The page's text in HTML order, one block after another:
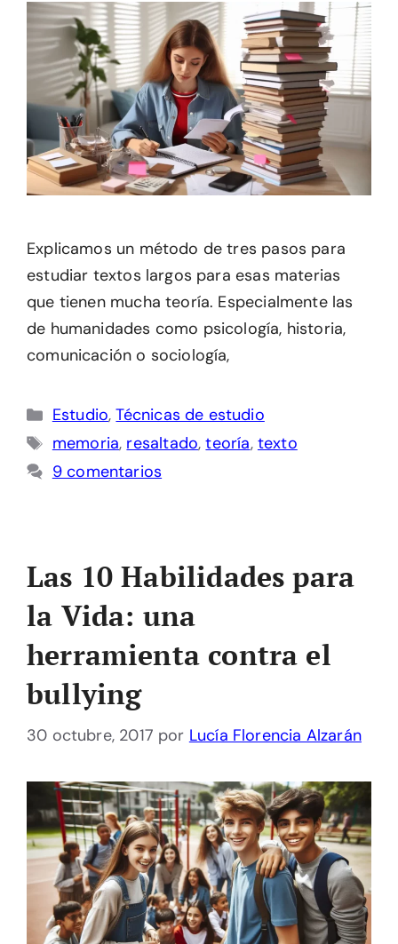
Explicamos un método de tres pasos para
estudiar textos largos para esas materias
que tienen mucha teoría. Especialmente las
de humanidades como psicología, historia,
comunicación o sociología,
Categorías
Estudio,Técnicas de estudio
Etiquetas
memoria, resaltado,teoría, texto
9 comentarios
Las 10 Habilidades para
la Vida: una
herramienta contra el
bullying
30 octubre, 2017 por Lucía Florencia Alzarán